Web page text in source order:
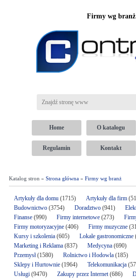
Firmy wg branż
Home O katalogu
Regulamin Kontakt
Katalog stron » Strona główna» Firmy wg branż
Artykuły dla domu(1715) Artykuły dla firm
Budownictwo(3754) Doradztwo(941)
Finanse(990) Firmy internetowe (273)
Firmy motoryzacyjne(406) Firmy muzyczne
Kursy i szkolenia(605) Lokale gastronomiczne
Marketing i Reklama(837) Medycyna(690)
Przemysł(1580) Rolnictwo i Hodowla(185)
Sklepy i Hurtownie(1964) Telekomunikacja
Usługi(9470) Zakupy przez Internet(686)